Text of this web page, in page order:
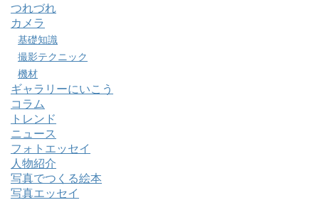
つれづれ
カメラ
基礎知識
撮影テクニック
機材
ギャラリーにいこう
コラム
トレンド
ニュース
フォトエッセイ
人物紹介
写真でつくる絵本
写真エッセイ